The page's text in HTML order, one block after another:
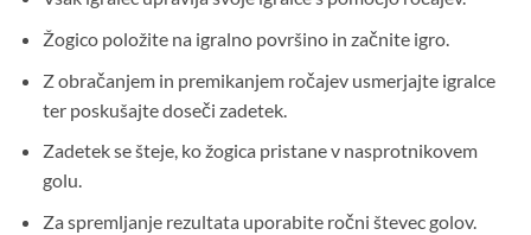
Žogico položite na igralno površino in začnite igro.
Z obračanjem in premikanjem ročajev usmerjajte igralce
ter poskušajte doseči zadetek.
Zadetek se šteje, ko žogica pristane v nasprotnikovem
golu.
Za spremljanje rezultata uporabite ročni števec golov.